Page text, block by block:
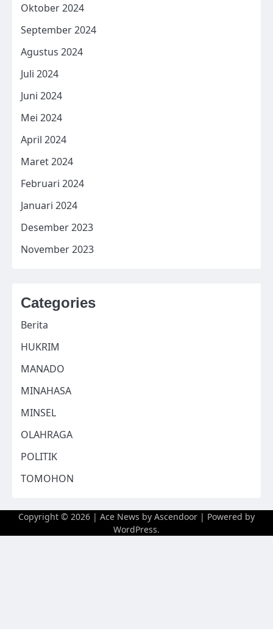
Oktober 2024
September 2024
Agustus 2024
Juli 2024
Juni 2024
Mei 2024
April 2024
Maret 2024
Februari 2024
Januari 2024
Desember 2023
November 2023
Categories
Berita
HUKRIM
MANADO
MINAHASA
MINSEL
OLAHRAGA
POLITIK
TOMOHON
Copyright © 2026 | Ace News by Ascendoor | Powered by
WordPress.